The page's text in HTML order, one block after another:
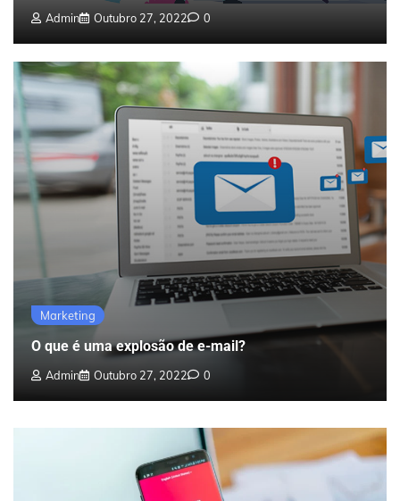
Admin Outubro 27, 2022 0
Marketing
O que é uma explosão de e-mail?
Admin Outubro 27, 2022 0